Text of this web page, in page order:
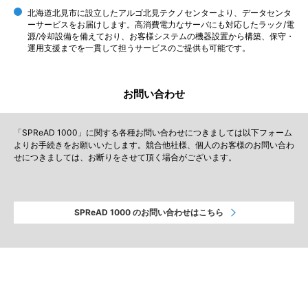
北海道北見市に設立したアルゴ北見テクノセンターより、データセンタ
ーサービスをお届けします。高消費電力なサーバにも対応したラック/電
源/冷却設備を備えており、お客様システムの機器設置から構築、保守・
運用支援までを一貫して担うサービスのご提供も可能です。
お問い合わせ
「SPReAD 1000」に関する各種お問い合わせにつきましては以下フォーム
よりお手続きをお願いいたします。競合他社様、個人のお客様のお問い合わ
せにつきましては、お断りをさせて頂く場合がございます。
SPReAD 1000 のお問い合わせはこちら